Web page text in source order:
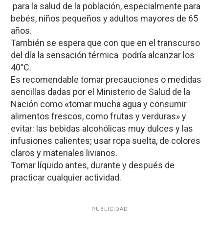
para la salud de la población, especialmente para
bebés, niños pequeños y adultos mayores de 65
años.
También se espera que con que en el transcurso
del día la sensación térmica podría alcanzar los
40°C.
Es recomendable tomar precauciones o medidas
sencillas dadas por el Ministerio de Salud de la
Nación como«tomar mucha agua y consumir
alimentos frescos, como frutas y verduras» y
evitar: las bebidas alcohólicas muy dulces y las
infusiones calientes; usar ropa suelta, de colores
claros y materiales livianos.
Tomar líquido antes, durante y después de
practicar cualquier actividad.
PUBLICIDAD